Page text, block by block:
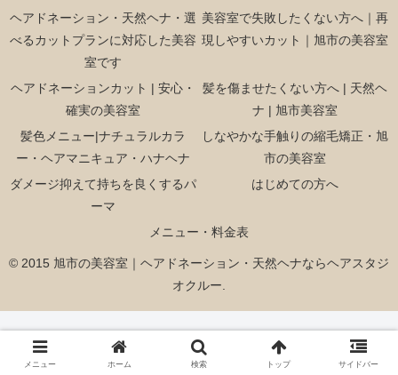
ヘアドネーション・天然ヘナ・選
べるカットプランに対応した美容
室です
美容室で失敗したくない方へ｜再
現しやすいカット｜旭市の美容室
ヘアドネーションカット | 安心・
確実の美容室
髪を傷ませたくない方へ | 天然ヘ
ナ | 旭市美容室
髪色メニュー|ナチュラルカラ
ー・ヘアマニキュア・ハナヘナ
しなやかな手触りの縮毛矯正・旭
市の美容室
ダメージ抑えて持ちを良くするパ
ーマ
はじめての方へ
メニュー・料金表
© 2015 旭市の美容室｜ヘアドネーション・天然ヘナならヘアスタジ
オクルー.
メニュー ホーム 検索 トップ サイドバー